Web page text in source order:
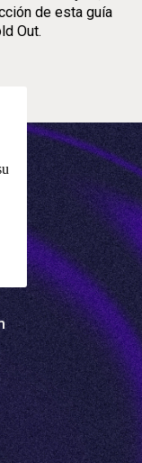
de esta guía
Out.